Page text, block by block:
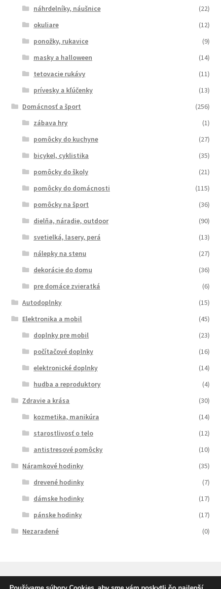
náhrdelníky, náušnice
(22)
okuliare
(12)
ponožky, rukavice
(9)
masky a halloween
(14)
tetovacie rukávy
(11)
prívesky a kľúčenky
(13)
Domácnosť a šport
(256)
zábava hry
(1)
pomôcky do kuchyne
(27)
bicykel, cyklistika
(35)
pomôcky do školy
(21)
pomôcky do domácnosti
(115)
pomôcky na šport
(36)
dielňa, náradie, outdoor
(90)
svetielká, lasery, perá
(13)
nálepky na stenu
(27)
dekorácie do domu
(36)
pre domáce zvieratká
(6)
Autodoplnky
(15)
Elektronika a mobil
(45)
doplnky pre mobil
(23)
počítačové doplnky
(16)
elektronické doplnky
(14)
hudba a reproduktory
(4)
Zdravie a krása
(30)
kozmetika, manikúra
(14)
starostlivosť o telo
(12)
antistresové pomôcky
(10)
Náramkové hodinky
(35)
drevené hodinky
(7)
dámske hodinky
(17)
pánske hodinky
(17)
Nezaradené
(0)